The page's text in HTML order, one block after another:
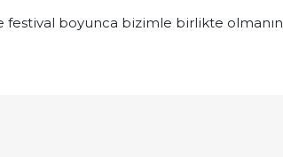
festival boyunca bizimle birlikte olmanın